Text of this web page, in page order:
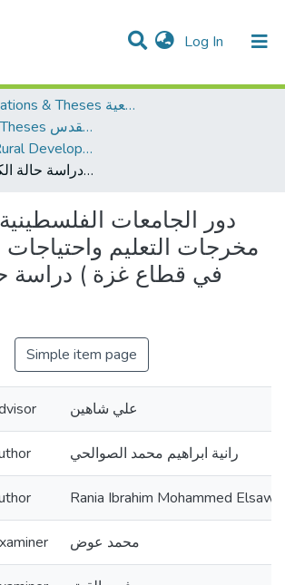
Log In (current)
& Collections
All of DSpace
Dissertations & Theses الرسائل الجامعية
AQU Master Theses الرسائل الجامعية الخاصة بجامعة القدس
Sustainable Rural Development التنمية الريفية المستدامة
دور الجامعات الفلسطينية في مواءمة مخرجات التعليم واحتياجات سوق العمل في قطاع غزة ) دراسة حالة الكليات الهندسية
دور الجامعات
مخرجات التعليم
في قطاع غزة ) دراسة
Simple item page
علي شاهين
رانية ابراهيم محمد الصوالحي
Rania Ibrahim Mohammed
محمد عوض